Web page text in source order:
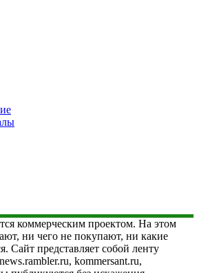
коммерческим проектом. На этом
ни чего не покупают, ни какие
Сайт представляет собой ленту
kommersant.ru,